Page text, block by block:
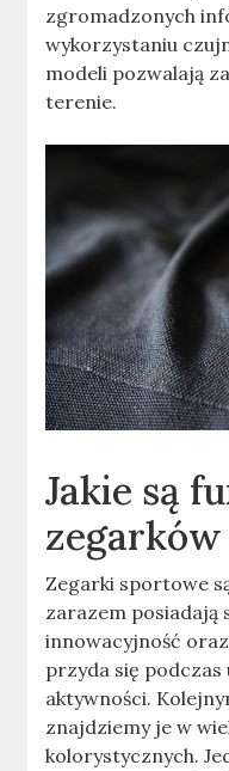
zgromadzonych
wykorzystaniu
modeli pozwalają
terenie.
Jakie są
Zegarki sportowe
zarazem posiadają
innowacyjność
przyda się
aktywności.
znajdziemy je w
kolorystycznych.